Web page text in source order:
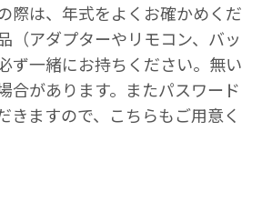
際は、年式をよくお確かめくだ
（アダプターやリモコン、バッ
ず一緒にお持ちください。無い
合があります。またパスワード
きますので、こちらもご用意く